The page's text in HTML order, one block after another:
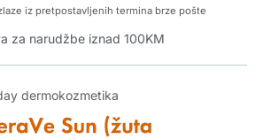
iz pretpostavljenih termina brze pošte
za narudžbe iznad 100KM
dermokozmetika